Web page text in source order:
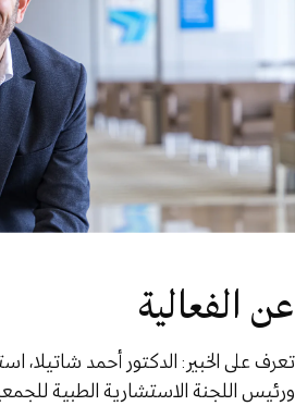
عن الفعالية
تعرف على الخبير: الدكتور أحمد
ورئيس اللجنة الاستشارية الطبية